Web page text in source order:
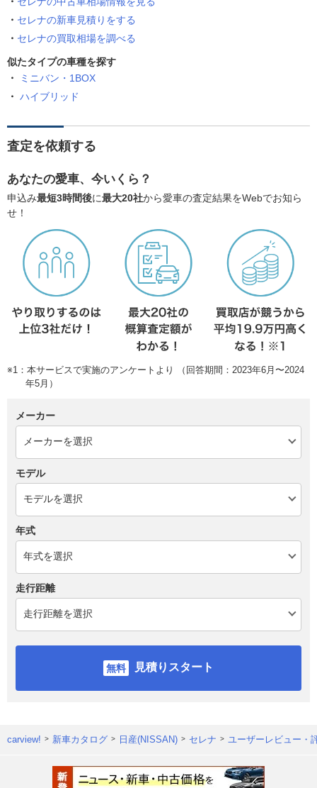
セレナの新車見積りをする
セレナの買取相場を調べる
似たタイプの車種を探す
ミニバン・1BOX
ハイブリッド
査定を依頼する
あなたの愛車、今いくら？
申込み最短3時間後に最大20社から愛車の査定結果をWebでお知ら
せ！
※1：本サービスで実施のアンケートより （回答期間：2023年6月〜2024
年5月）
メーカー
モデル
年式
走行距離
見積りスタート
carview! 新車カタログ 日産(NISSAN) セレナ ユーザーレビュー・